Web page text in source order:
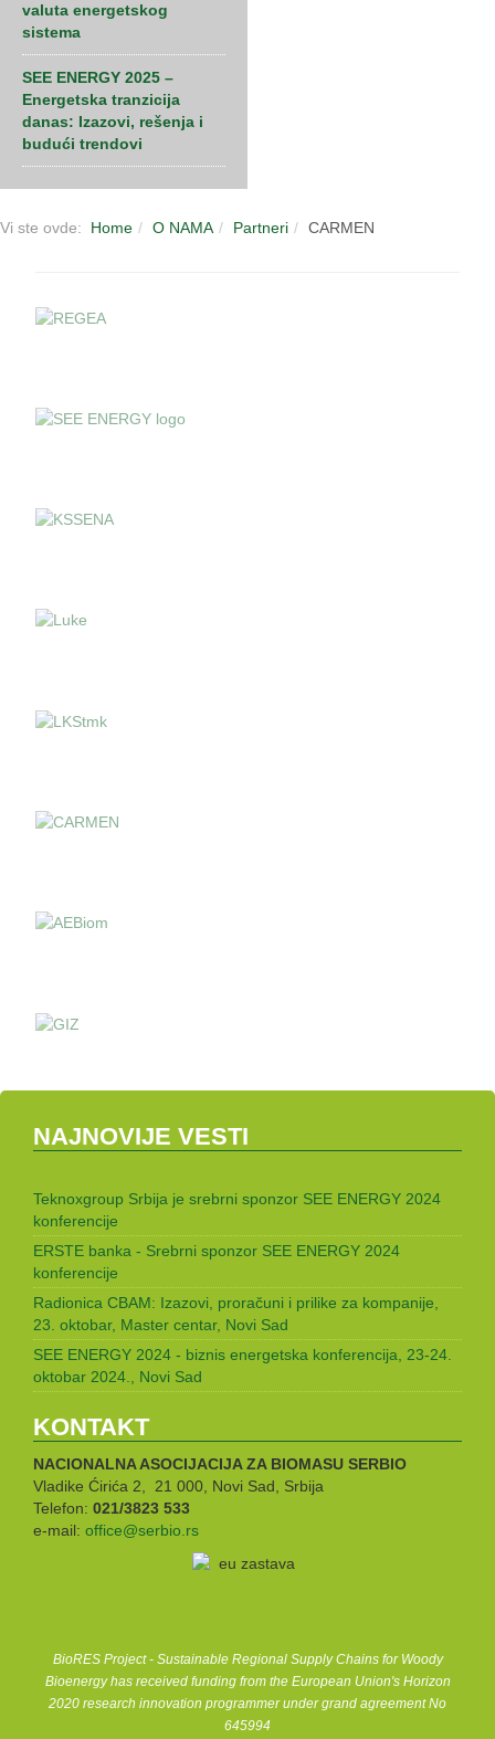
valuta energetskog
sistema
SEE ENERGY 2025 –
Energetska tranzicija
danas: Izazovi, rešenja i
budući trendovi
Vi ste ovde: Home O NAMA Partneri CARMEN
NAJNOVIJE VESTI
Teknoxgroup Srbija je srebrni sponzor SEE ENERGY 2024
konferencije
ERSTE banka - Srebrni sponzor SEE ENERGY 2024
konferencije
Radionica CBAM: Izazovi, proračuni i prilike za kompanije,
23. oktobar, Master centar, Novi Sad
SEE ENERGY 2024 - biznis energetska konferencija, 23-24.
oktobar 2024., Novi Sad
KONTAKT
NACIONALNA ASOCIJACIJA ZA BIOMASU SERBIO
Vladike Ćirića 2, 21 000, Novi Sad, Srbija
Telefon: 021/3823 533
e-mail: office@serbio.rs
BioRES Project - Sustainable Regional Supply Chains for Woody
Bioenergy has received funding from the European Union's Horizon
2020 research innovation programmer under grand agreement No
645994